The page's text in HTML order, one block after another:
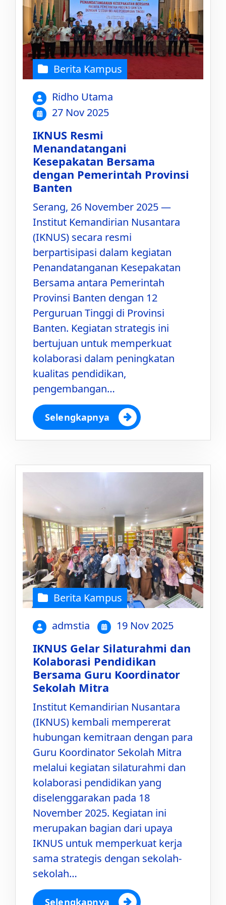
Berita Kampus
Ridho Utama
27 Nov 2025
IKNUS Resmi
Menandatangani
Kesepakatan Bersama
dengan Pemerintah Provinsi
Banten
Serang, 26 November 2025 —
Institut Kemandirian Nusantara
(IKNUS) secara resmi
berpartisipasi dalam kegiatan
Penandatanganan Kesepakatan
Bersama antara Pemerintah
Provinsi Banten dengan 12
Perguruan Tinggi di Provinsi
Banten. Kegiatan strategis ini
bertujuan untuk memperkuat
kolaborasi dalam peningkatan
kualitas pendidikan,
pengembangan…
Selengkapnya
Berita Kampus
admstia 19 Nov 2025
IKNUS Gelar Silaturahmi dan
Kolaborasi Pendidikan
Bersama Guru Koordinator
Sekolah Mitra
Institut Kemandirian Nusantara
(IKNUS) kembali mempererat
hubungan kemitraan dengan para
Guru Koordinator Sekolah Mitra
melalui kegiatan silaturahmi dan
kolaborasi pendidikan yang
diselenggarakan pada 18
November 2025. Kegiatan ini
merupakan bagian dari upaya
IKNUS untuk memperkuat kerja
sama strategis dengan sekolah-
sekolah…
Selengkapnya